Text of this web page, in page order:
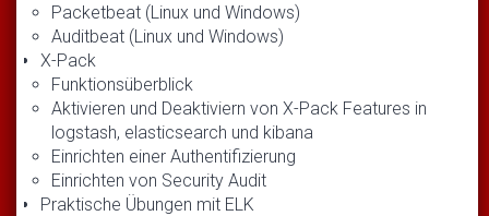
Packetbeat (Linux und Windows)
Auditbeat (Linux und Windows)
X-Pack
Funktionsüberblick
Aktivieren und Deaktiviern von X-Pack Features in
logstash, elasticsearch und kibana
Einrichten einer Authentifizierung
Einrichten von Security Audit
Praktische Übungen mit ELK